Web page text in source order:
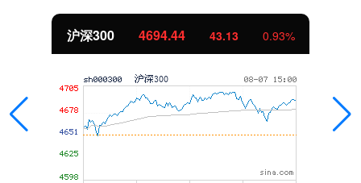
北证50 1134.24 11.37 1.01%